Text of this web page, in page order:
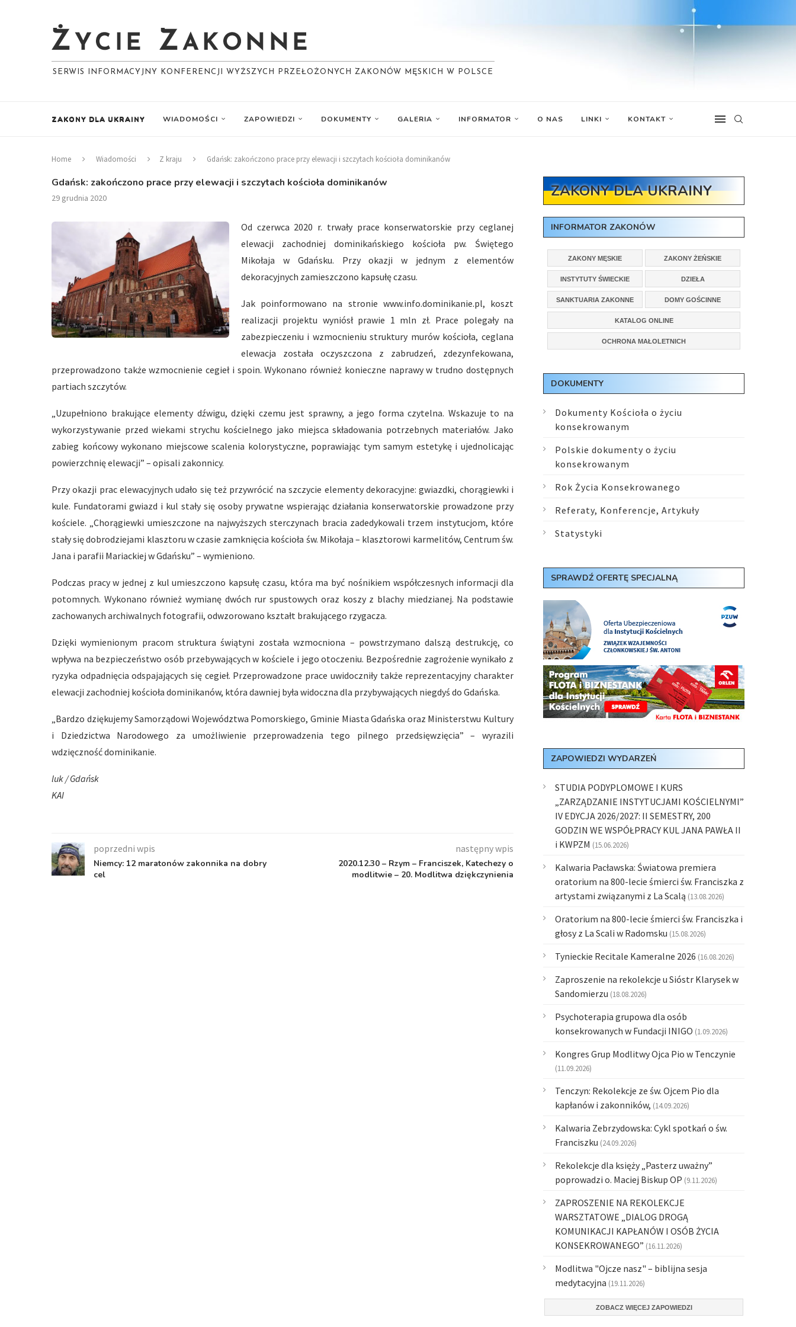
SERWIS INFORMACYJNY KONFERENCJI WYŻSZYCH PRZEŁOŻONYCH ZAKONÓW MĘSKICH W POLSCE
ZAKONY DLA UKRAINY WIADOMOŚCI ZAPOWIEDZI DOKUMENTY GALERIA INFORMATOR O NAS LINKI KONTAKT
Home Wiadomości Z kraju Gdańsk: zakończono prace przy elewacji i szczytach kościoła dominikanów
Gdańsk: zakończono prace przy elewacji i szczytach kościoła dominikanów
29 grudnia 2020
Od czerwca 2020 r. trwały prace konserwatorskie przy ceglanej
elewacji zachodniej dominikańskiego kościoła pw. Świętego
Mikołaja w Gdańsku. Przy okazji w jednym z elementów
dekoracyjnych zamieszczono kapsułę czasu.
Jak poinformowano na stronie www.info.dominikanie.pl, koszt
realizacji projektu wyniósł prawie 1 mln zł. Prace polegały na
zabezpieczeniu i wzmocnieniu struktury murów kościoła, ceglana
elewacja została oczyszczona z zabrudzeń, zdezynfekowana,
przeprowadzono także wzmocnienie cegieł i spoin. Wykonano również konieczne naprawy w trudno dostępnych
partiach szczytów.
„Uzupełniono brakujące elementy dźwigu, dzięki czemu jest sprawny, a jego forma czytelna. Wskazuje to na
wykorzystywanie przed wiekami strychu kościelnego jako miejsca składowania potrzebnych materiałów. Jako
zabieg końcowy wykonano miejscowe scalenia kolorystyczne, poprawiając tym samym estetykę i ujednolicając
powierzchnię elewacji” – opisali zakonnicy.
Przy okazji prac elewacyjnych udało się też przywrócić na szczycie elementy dekoracyjne: gwiazdki, chorągiewki i
kule. Fundatorami gwiazd i kul stały się osoby prywatne wspierając działania konserwatorskie prowadzone przy
kościele. „Chorągiewki umieszczone na najwyższych sterczynach bracia zadedykowali trzem instytucjom, które
stały się dobrodziejami klasztoru w czasie zamknięcia kościoła św. Mikołaja – klasztorowi karmelitów, Centrum św.
Jana i parafii Mariackiej w Gdańsku” – wymieniono.
Podczas pracy w jednej z kul umieszczono kapsułę czasu, która ma być nośnikiem współczesnych informacji dla
potomnych. Wykonano również wymianę dwóch rur spustowych oraz koszy z blachy miedzianej. Na podstawie
zachowanych archiwalnych fotografii, odwzorowano kształt brakującego rzygacza.
Dzięki wymienionym pracom struktura świątyni została wzmocniona – powstrzymano dalszą destrukcję, co
wpływa na bezpieczeństwo osób przebywających w kościele i jego otoczeniu. Bezpośrednie zagrożenie wynikało z
ryzyka odpadnięcia odspajających się cegieł. Przeprowadzone prace uwidoczniły także reprezentacyjny charakter
elewacji zachodniej kościoła dominikanów, która dawniej była widoczna dla przybywających niegdyś do Gdańska.
„Bardzo dziękujemy Samorządowi Województwa Pomorskiego, Gminie Miasta Gdańska oraz Ministerstwu Kultury
i Dziedzictwa Narodowego za umożliwienie przeprowadzenia tego pilnego przedsięwzięcia” – wyrazili
wdzięczność dominikanie.
luk / Gdańsk
KAI
poprzedni wpis
Niemcy: 12 maratonów zakonnika na dobry
cel
następny wpis
2020.12.30 – Rzym – Franciszek, Katechezy o
modlitwie – 20. Modlitwa dziękczynienia
ZAKONY DLA UKRAINY
INFORMATOR ZAKONÓW
ZAKONY MĘSKIE ZAKONY ŻEŃSKIE
INSTYTUTY ŚWIECKIE DZIEŁA
SANKTUARIA ZAKONNE DOMY GOŚCINNE
KATALOG ONLINE
OCHRONA MAŁOLETNICH
DOKUMENTY
Dokumenty Kościoła o życiu
konsekrowanym
Polskie dokumenty o życiu
konsekrowanym
Rok Życia Konsekrowanego
Referaty, Konferencje, Artykuły
Statystyki
SPRAWDŹ OFERTĘ SPECJALNĄ
ZAPOWIEDZI WYDARZEŃ
STUDIA PODYPLOMOWE I KURS
„ZARZĄDZANIE INSTYTUCJAMI KOŚCIELNYMI”
IV EDYCJA 2026/2027: II SEMESTRY, 200
GODZIN WE WSPÓŁPRACY KUL JANA PAWŁA II
i KWPZM (15.06.2026)
Kalwaria Pacławska: Światowa premiera
oratorium na 800-lecie śmierci św. Franciszka z
artystami związanymi z La Scalą (13.08.2026)
Oratorium na 800-lecie śmierci św. Franciszka i
głosy z La Scali w Radomsku (15.08.2026)
Tynieckie Recitale Kameralne 2026 (16.08.2026)
Zaproszenie na rekolekcje u Sióstr Klarysek w
Sandomierzu (18.08.2026)
Psychoterapia grupowa dla osób
konsekrowanych w Fundacji INIGO (1.09.2026)
Kongres Grup Modlitwy Ojca Pio w Tenczynie
(11.09.2026)
Tenczyn: Rekolekcje ze św. Ojcem Pio dla
kapłanów i zakonników, (14.09.2026)
Kalwaria Zebrzydowska: Cykl spotkań o św.
Franciszku (24.09.2026)
Rekolekcje dla księży „Pasterz uważny”
poprowadzi o. Maciej Biskup OP (9.11.2026)
ZAPROSZENIE NA REKOLEKCJE
WARSZTATOWE „DIALOG DROGĄ
KOMUNIKACJI KAPŁANÓW I OSÓB ŻYCIA
KONSEKROWANEGO” (16.11.2026)
Modlitwa "Ojcze nasz" – biblijna sesja
medytacyjna (19.11.2026)
ZOBACZ WIĘCEJ ZAPOWIEDZI